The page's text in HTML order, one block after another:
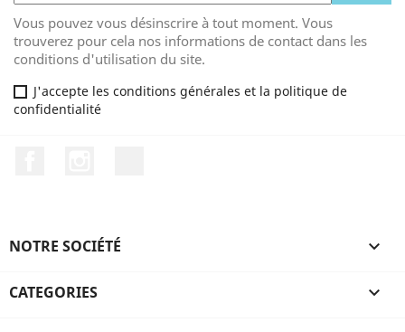
Vous pouvez vous désinscrire à tout moment. Vous
trouverez pour cela nos informations de contact dans les
conditions d'utilisation du site.
J'accepte les conditions générales et la politique de
confidentialité
NOTRE SOCIÉTÉ 
CATEGORIES 